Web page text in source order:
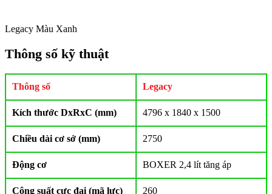
Legacy Màu Xanh
Thông số kỹ thuật
Thông số Legacy
Kích thước DxRxC (mm) 4796 x 1840 x 1500
Chiều dài cơ sở (mm) 2750
Động cơ BOXER 2,4 lít tăng áp
Công suất cực đại (mã lực) 260